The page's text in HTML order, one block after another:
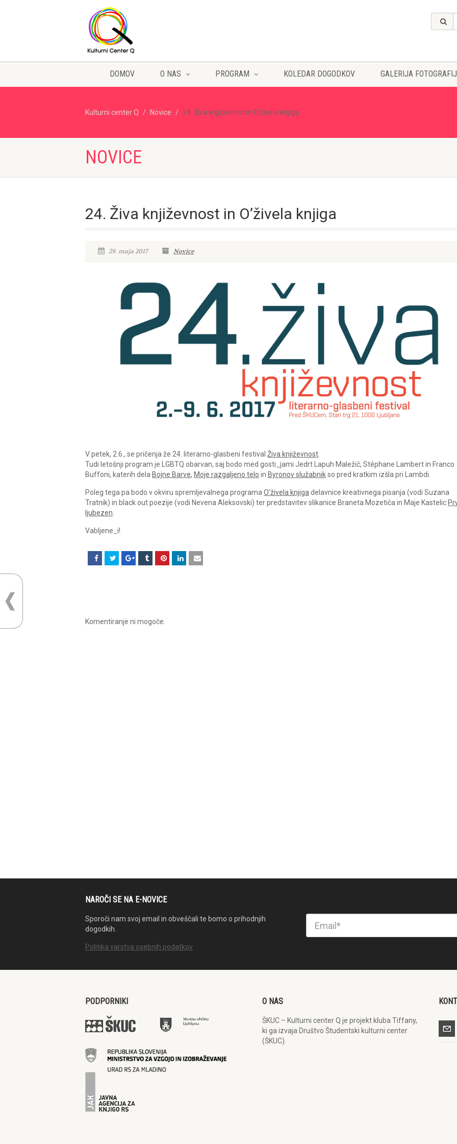
DOMOV O NAS PROGRAM KOLEDAR DOGODKOV GALERIJA FOTOGRAFIJ
Kulturni center Q Novice 24. Živa književnost in O’živela knjiga
NOVICE
24. Živa književnost in O’živela knjiga
29. maja 2017 Novice
V petek, 2.6., se pričenja že 24. literarno-glasbeni festival Živa književnost
Tudi letošnji program je LGBTQ obarvan, saj bodo med gosti_jami Jedrt Lapuh Maležič, Stéphane Lambert in Franco
Buffoni, katerih dela Bojne Barve, Moje razgaljeno telo in Byronov služabnikso pred kratkim izšla pri Lambdi.
Poleg tega pa bodo v okviru spremljevalnega programa O’živela knjiga delavnice kreativnega pisanja (vodi Suzana
Tratnik) in black out poezije (vodi Nevena Aleksovski) ter predstavitev slikanice Braneta Mozetiča in Maje Kastelic
ljubezen
Vabljene_i!
Komentiranje ni mogoče.
NAROČI SE NA E-NOVICE
Sporoči nam svoj email in obveščali te bomo o prihodnjih
dogodkih.
Politika varstva osebnih podatkov
PODPORNIKI O NAS
ŠKUC – Kulturni center Q je projekt kluba Tiffany,
ki ga izvaja Društvo Študentski kulturni center
(ŠKUC).